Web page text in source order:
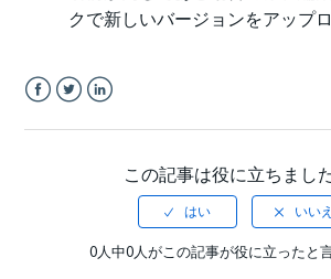
クで新しいバージョンをアップ
この記事は役に立ちまし
0人中0人がこの記事が役に立ったと